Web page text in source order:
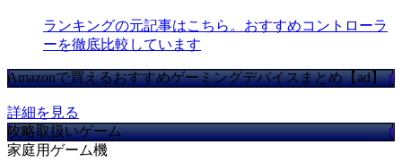
ランキングの元記事はこちら。おすすめコントローラ
ーを徹底比較しています
Amazonで買えるおすすめゲーミングデバイスまとめ【ad】
詳細を見る
攻略取扱いゲーム
家庭用ゲーム機